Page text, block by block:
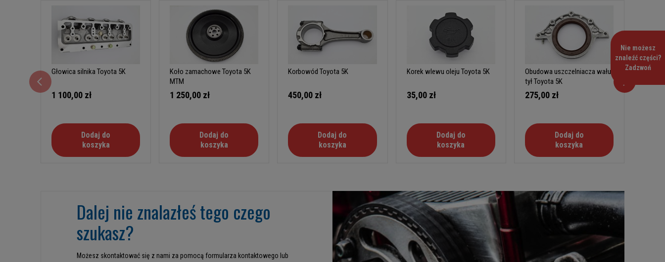
Głowica silnika Toyota 5K
1 100,00 zł
Dodaj do
koszyka
Koło zamachowe Toyota 5K
MTM
1 250,00 zł
Dodaj do
koszyka
Korbowód Toyota 5K
450,00 zł
Dodaj do
koszyka
Korek wlewu oleju Toyota 5K
35,00 zł
Dodaj do
koszyka
Obudowa uszczelniacza wału
tył Toyota 5K
275,00 zł
Dodaj do
koszyka
Dalej nie znalazłeś tego czego
szukasz?
Możesz skontaktować się z nami za pomocą formularza kontaktowego lub
Nie możesz
znaleźć części?
Zadzwoń